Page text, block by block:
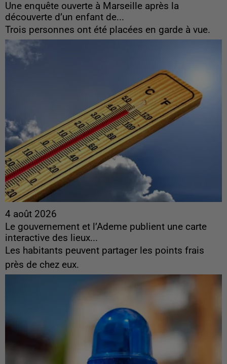
Une enquête ouverte à Marseille après la
découverte d’un enfant de...
Trois personnes ont été placées en garde à vue.
4 août 2026
Le gouvernement et l’Ademe publient une carte
interactive des lieux...
Les habitants peuvent partager les points frais
près de chez eux.